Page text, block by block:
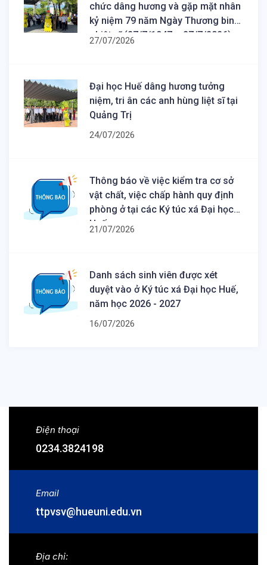
chức dâng hương và gặp mặt nhân
kỷ niệm 79 năm Ngày Thương binh
- Liệt sĩ (27/7/1947 – 27/7/2026)
27/07/2026
Đại học Huế dâng hương tưởng
niệm, tri ân các anh hùng liệt sĩ tại
Quảng Trị
24/07/2026
Thông báo về việc kiểm tra cơ sở
vật chất, việc chấp hành quy định
phòng ở tại các Ký túc xá Đại học
Huế
21/07/2026
Danh sách sinh viên được xét
duyệt vào ở Ký túc xá Đại học Huế,
năm học 2026 - 2027
16/07/2026
Điện thoại
0234.3824198
Email
ttpvsv@hueuni.edu.vn
Địa chỉ: